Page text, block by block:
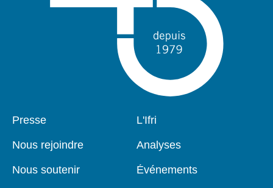
Pied
page
Presse
Nous rejoindre
Nous soutenir
Navigation
L'Ifri
Analyses
Événements